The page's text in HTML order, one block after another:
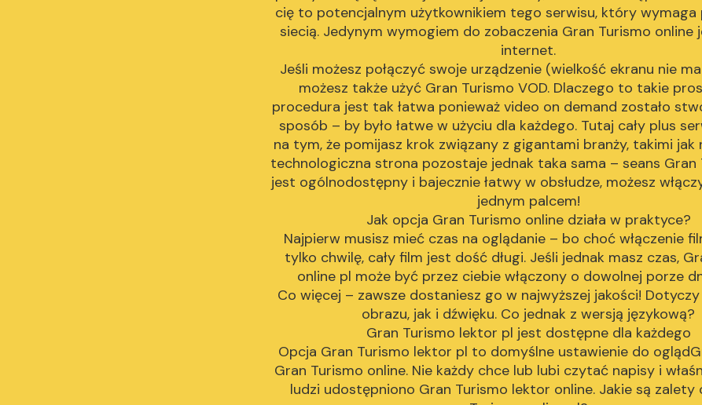
cię to potencjalnym użytkownikiem tego serwisu, który wymaga
siecią. Jedynym wymogiem do zobaczenia Gran Turismo online
internet.
Jeśli możesz połączyć swoje urządzenie (wielkość ekranu nie
możesz także użyć Gran Turismo VOD. Dlaczego to takie
procedura jest tak łatwa ponieważ video on demand zostało
sposób – by było łatwe w użyciu dla każdego. Tutaj cały plus
na tym, że pomijasz krok związany z gigantami branży, takimi jak
technologiczna strona pozostaje jednak taka sama – seans Gran
jest ogólnodostępny i bajecznie łatwy w obsłudze, możesz
jednym palcem!
Jak opcja Gran Turismo online działa w praktyce?
Najpierw musisz mieć czas na oglądanie – bo choć włączenie
tylko chwilę, cały film jest dość długi. Jeśli jednak masz czas,
online pl może być przez ciebie włączony o dowolnej porze
Co więcej – zawsze dostaniesz go w najwyższej jakości!
obrazu, jak i dźwięku. Co jednak z wersją językową?
Gran Turismo lektor pl jest dostępne dla każdego
Opcja Gran Turismo lektor pl to domyślne ustawienie do
Gran Turismo online. Nie każdy chce lub lubi czytać napisy i
ludzi udostępniono Gran Turismo lektor online. Jakie są zalety